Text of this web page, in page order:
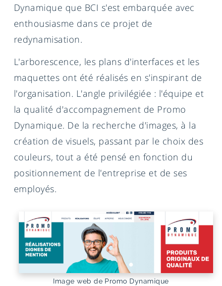
Dynamique que BCI s'est embarquée avec
enthousiasme dans ce projet de
redynamisation.
L'arborescence, les plans d'interfaces et les
maquettes ont été réalisés en s'inspirant de
l'organisation. L'angle privilégiée : l'équipe et
la qualité d'accompagnement de Promo
Dynamique. De la recherche d'images, à la
création de visuels, passant par le choix des
couleurs, tout a été pensé en fonction du
positionnement de l'entreprise et de ses
employés.
Image web de Promo Dynamique